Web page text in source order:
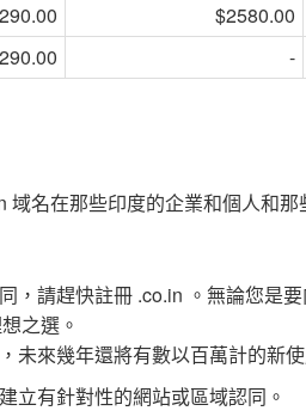
$2580.00
-
名在那些印度的企業和個人和
，請趕快註冊 .co.in 。無論您是
之選。
來幾年還將有數以百萬計的新
立有針對性的網站或區域認同。